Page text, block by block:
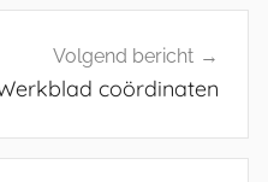
Volgend bericht
coördinaten